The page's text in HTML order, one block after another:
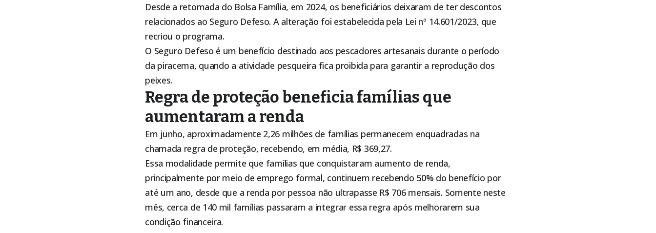
Desde a retomada do Bolsa Família, em 2024, os beneficiários deixaram de ter descontos
relacionados ao Seguro Defeso. A alteração foi estabelecida pela Lei nº 14.601/2023, que
recriou o programa.
O Seguro Defeso é um benefício destinado aos pescadores artesanais durante o período
da piracema, quando a atividade pesqueira fica proibida para garantir a reprodução dos
peixes.
Regra de proteção beneficia famílias que
aumentaram a renda
Em junho, aproximadamente 2,26 milhões de famílias permanecem enquadradas na
chamada regra de proteção, recebendo, em média, R$ 369,27.
Essa modalidade permite que famílias que conquistaram aumento de renda,
principalmente por meio de emprego formal, continuem recebendo 50% do benefício por
até um ano, desde que a renda por pessoa não ultrapasse R$ 706 mensais. Somente neste
mês, cerca de 140 mil famílias passaram a integrar essa regra após melhorarem sua
condição financeira.